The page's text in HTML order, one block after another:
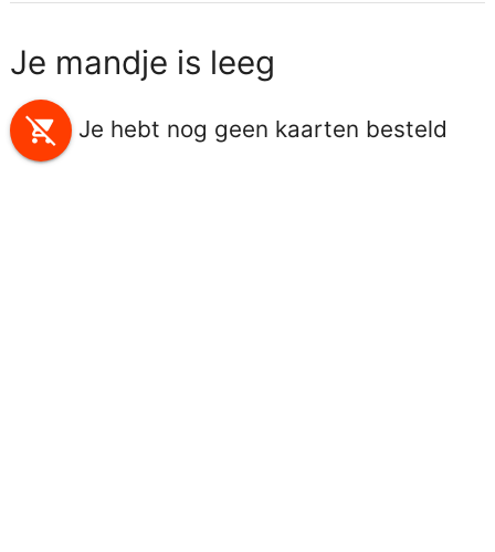
Je mandje is leeg
remove_shopping_cart Je hebt nog geen kaarten besteld